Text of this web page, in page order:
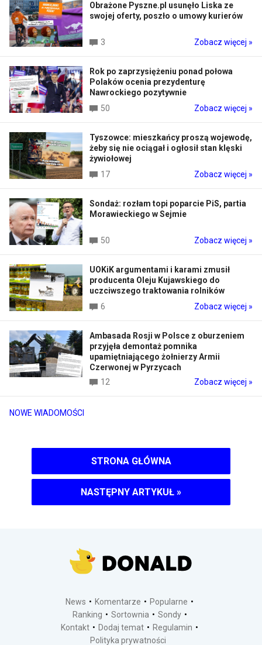
NOWE WIADOMOŚCI
Obrażone Pyszne.pl usunęło Liska ze
swojej oferty, poszło o umowy kurierów
3 Zobacz więcej »
Rok po zaprzysiężeniu ponad połowa
Polaków ocenia prezydenturę
Nawrockiego pozytywnie
50
Zobacz więcej »
Tyszowce: mieszkańcy proszą wojewodę,
żeby się nie ociągał i ogłosił stan klęski
żywiołowej
17
Zobacz więcej »
Sondaż: rozłam topi poparcie PiS, partia
Morawieckiego w Sejmie
50 Zobacz więcej »
UOKiK argumentami i karami zmusił
producenta Oleju Kujawskiego do
uczciwszego traktowania rolników
6
Zobacz więcej »
Ambasada Rosji w Polsce z oburzeniem
przyjęła demontaż pomnika
upamiętniającego żołnierzy Armii
Czerwonej w Pyrzycach
12
Zobacz więcej »
STRONA GŁÓWNA
NASTĘPNY ARTYKUŁ »
News Komentarze
Popularne
Ranking
Sortownia
Sondy
Kontakt
Dodaj temat
Regulamin
Polityka prywatności